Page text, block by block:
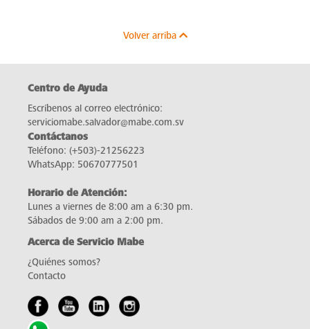
Volver arriba
Centro de Ayuda
Escríbenos al correo electrónico:
serviciomabe.salvador@mabe.com.sv
Contáctanos
Teléfono: (+503)-21256223
WhatsApp: 50670777501
Horario de Atención:
Lunes a viernes de 8:00 am a 6:30 pm.
Sábados de 9:00 am a 2:00 pm.
Acerca de Servicio Mabe
¿Quiénes somos?
Contacto